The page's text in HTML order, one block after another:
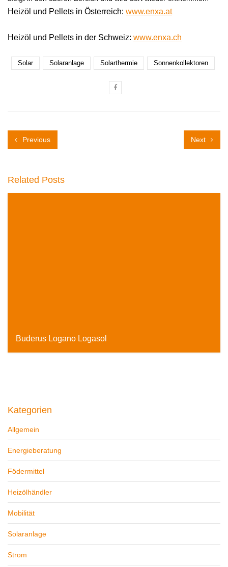
Heizöl und Pellets in Österreich: www.enxa.at
Heizöl und Pellets in der Schweiz: www.enxa.ch
Solar Solaranlage Solarthermie Sonnenkollektoren
Previous Next
Related Posts
Buderus Logano Logasol
Kategorien
Allgemein
Energieberatung
Födermittel
Heizölhändler
Mobilität
Solaranlage
Strom